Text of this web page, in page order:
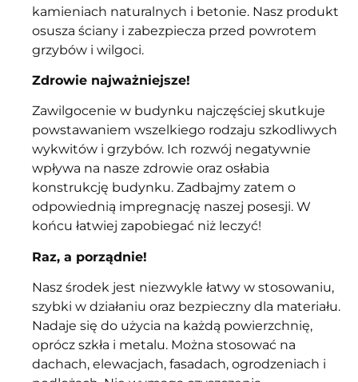
kamieniach naturalnych i betonie. Nasz produkt
osusza ściany i zabezpiecza przed powrotem
grzybów i wilgoci.
Zdrowie najważniejsze!
Zawilgocenie w budynku najczęściej skutkuje
powstawaniem wszelkiego rodzaju szkodliwych
wykwitów i grzybów. Ich rozwój negatywnie
wpływa na nasze zdrowie oraz osłabia
konstrukcję budynku. Zadbajmy zatem o
odpowiednią impregnację naszej posesji. W
końcu łatwiej zapobiegać niż leczyć!
Raz, a porządnie!
Nasz środek jest niezwykle łatwy w stosowaniu,
szybki w działaniu oraz bezpieczny dla materiału.
Nadaje się do użycia na każdą powierzchnię,
oprócz szkła i metalu. Można stosować na
dachach, elewacjach, fasadach, ogrodzeniach i